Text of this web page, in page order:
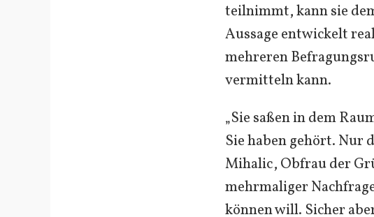
teilnimmt, kann sie
Aussage entwickelt
mehreren
vermitteln kann.
„Sie saßen in dem
Sie haben gehört. Nur
Mihalic, Obfrau der
mehrmaliger
können will. Sicher